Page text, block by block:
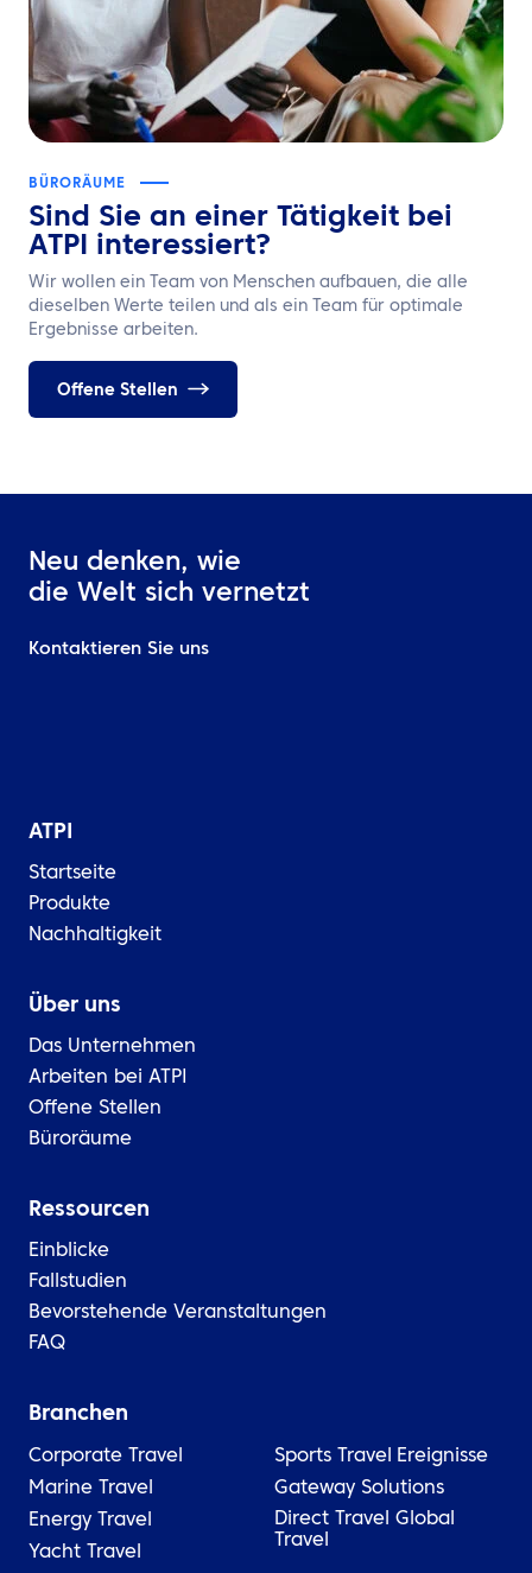
BÜRORÄUME
Sind Sie an einer Tätigkeit bei
ATPI interessiert?
Wir wollen ein Team von Menschen aufbauen, die alle
dieselben Werte teilen und als ein Team für optimale
Ergebnisse arbeiten.
Offene Stellen
Neu denken, wie
die Welt sich vernetzt
Kontaktieren Sie uns
ATPI
Startseite
Produkte
Nachhaltigkeit
Über uns
Das Unternehmen
Arbeiten bei ATPI
Offene Stellen
Büroräume
Ressourcen
Einblicke
Fallstudien
Bevorstehende Veranstaltungen
FAQ
Branchen
Corporate Travel
Marine Travel
Energy Travel
Yacht Travel
Sports Travel
Ereignisse
Gateway Solutions
Direct Travel Global
Travel